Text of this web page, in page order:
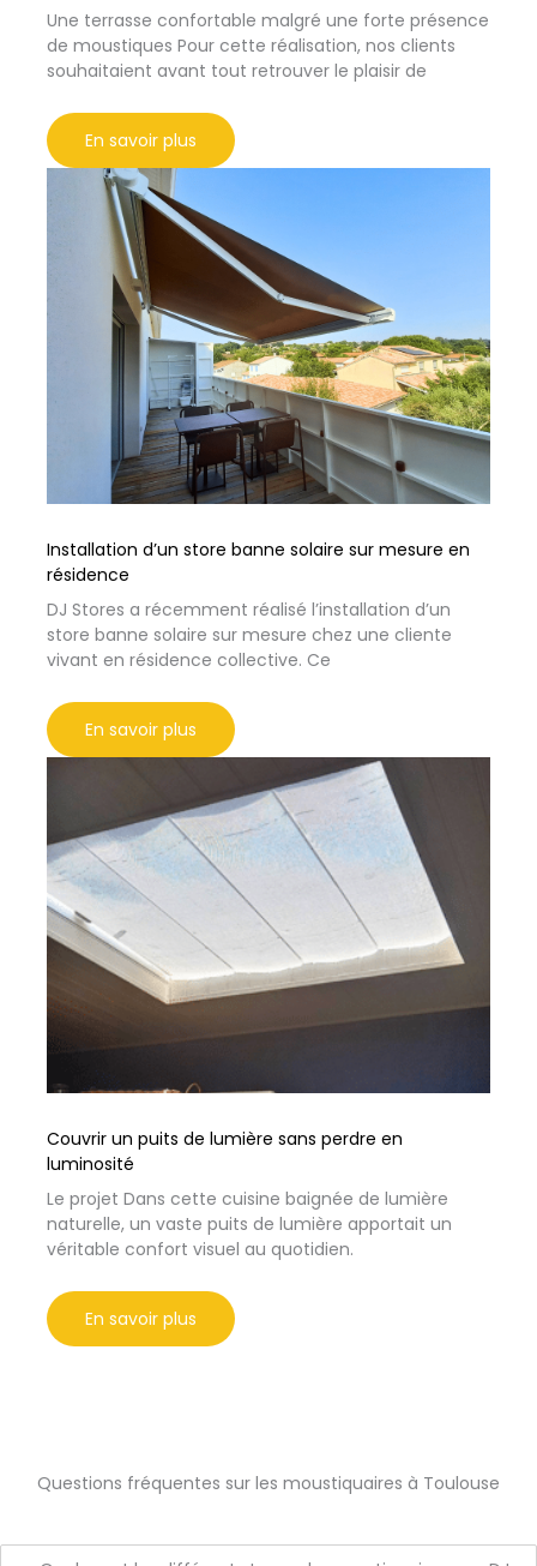
Une terrasse confortable malgré une forte présence
de moustiques Pour cette réalisation, nos clients
souhaitaient avant tout retrouver le plaisir de
En savoir plus
Installation d’un store banne solaire sur mesure en
résidence
DJ Stores a récemment réalisé l’installation d’un
store banne solaire sur mesure chez une cliente
vivant en résidence collective. Ce
En savoir plus
Couvrir un puits de lumière sans perdre en
luminosité
Le projet Dans cette cuisine baignée de lumière
naturelle, un vaste puits de lumière apportait un
véritable confort visuel au quotidien.
En savoir plus
Questions fréquentes sur les moustiquaires à Toulouse